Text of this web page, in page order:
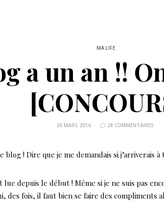
MA LIFE
a un an !!
26 MARS 2016 28 COMMENTAIRES
blog ! Dire que je me demandais si j’arriverais
lue depuis le début ! Même si je ne suis pas
des fois, il faut bien se faire des compliments